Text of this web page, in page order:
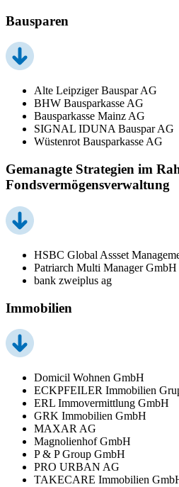
Bausparen
Alte Leipziger Bauspar AG
BHW Bausparkasse AG
Bausparkasse Mainz AG
SIGNAL IDUNA Bauspar AG
Wüstenrot Bausparkasse AG
Gemanagte Strategien im
Fondsvermögensverwaltung
HSBC Global Assset
Patriarch Multi Manager GmbH
bank zweiplus ag
Immobilien
Domicil Wohnen GmbH
ECKPFEILER Immobilien
ERL Immovermittlung GmbH
GRK Immobilien GmbH
MAXAR AG
Magnolienhof GmbH
P & P Group GmbH
PRO URBAN AG
TAKECARE Immobilien